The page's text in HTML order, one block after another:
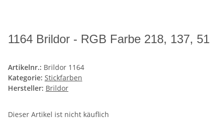
1164 Brildor - RGB Farbe 218, 137, 51
Artikelnr.: Brildor 1164
Kategorie: Stickfarben
Hersteller: Brildor
Dieser Artikel ist nicht käuflich